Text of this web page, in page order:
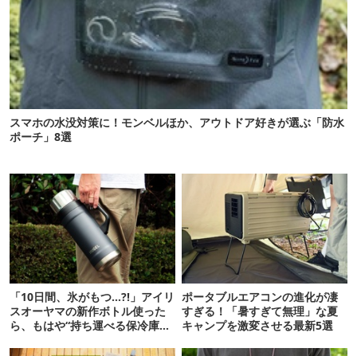
スマホの水没対策に！モンベルほか、アウトドア好きが選ぶ「防水
ポーチ」8選
「10日間、氷がもつ…?!」アイリ
スオーヤマの新作ボトル使った
ら、もはや“持ち運べる保冷庫
ポータブルエアコンの進化が凄
すぎる！「暑すぎて無理」な夏
キャンプを激変させる最新5選